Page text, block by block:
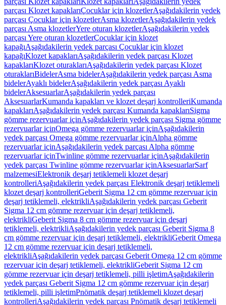
parçası Klozet kapaklarıÇocuklar için klozetlerAşağıdakilerin yedek
parçası Çocuklar için klozetlerAsma klozetlerAşağıdakilerin yedek
parçası Asma klozetlerYere oturan klozetlerAşağıdakilerin yedek
parçası Yere oturan klozetlerÇocuklar için klozet
kapağıAşağıdakilerin yedek parçası Çocuklar için klozet
kapağıKlozet kapaklarıAşağıdakilerin yedek parçası Klozet
kapaklarıKlozet oturaklarıAşağıdakilerin yedek parçası Klozet
oturaklarıBidelerAsma bidelerAşağıdakilerin yedek parçası Asma
bidelerAyaklı bidelerAşağıdakilerin yedek parçası Ayaklı
bidelerAksesuarlarAşağıdakilerin yedek parçası
AksesuarlarKumanda kapakları ve klozet deşarj kontrolleriKumanda
kapaklarıAşağıdakilerin yedek parçası Kumanda kapaklarıSigma
gömme rezervuarlar içinAşağıdakilerin yedek parçası Sigma gömme
rezervuarlar içinOmega gömme rezervuarlar içinAşağıdakilerin
yedek parçası Omega gömme rezervuarlar içinAlpha gömme
rezervuarlar içinAşağıdakilerin yedek parçası Alpha gömme
rezervuarlar içinTwinline gömme rezervuarlar içinAşağıdakilerin
yedek parçası Twinline gömme rezervuarlar içinAksesuarlarSarf
malzemesiElektronik deşarj tetiklemeli klozet deşarj
kontrolleriAşağıdakilerin yedek parçası Elektronik deşarj tetiklemeli
klozet deşarj kontrolleriGeberit Sigma 12 cm gömme rezervuar için
deşarj tetiklemeli, elektrikliAşağıdakilerin yedek parçası Geberit
Sigma 12 cm gömme rezervuar için deşarj tetiklemeli,
elektrikliGeberit Sigma 8 cm gömme rezervuar için deşarj
tetiklemeli, elektrikliAşağıdakilerin yedek parçası Geberit Sigma 8
cm gömme rezervuar için deşarj tetiklemeli, elektrikliGeberit Omega
12 cm gömme rezervuar için deşarj tetiklemeli,
elektrikliAşağıdakilerin yedek parçası Geberit Omega 12 cm gömme
rezervuar için deşarj tetiklemeli, elektrikliGeberit Sigma 12 cm
gömme rezervuar için deşarj tetiklemeli, pilli işletimAşağıdakilerin
yedek parçası Geberit Sigma 12 cm gömme rezervuar için deşarj
tetiklemeli, pilli işletimPnömatik deşarj tetiklemeli klozet deşarj
kontrolleriAşağıdakilerin yedek parçası Pnömatik deşarj tetiklemeli